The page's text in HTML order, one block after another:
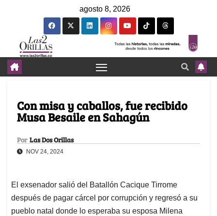
agosto 8, 2026
Con misa y caballos, fue recibido
Musa Besaile en Sahagún
Por Las Dos Orillas
NOV 24, 2024
El exsenador salió del Batallón Cacique Tirrome
después de pagar cárcel por corrupción y regresó a su
pueblo natal donde lo esperaba su esposa Milena